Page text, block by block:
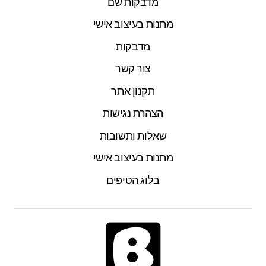
מתנות בעיצוב אישי
מדבקות
צור קשר
תקנון אתר
הצהרת נגישות
שאלות ותשובות
מתנות בעיצוב אישי
בלוג הטיפים